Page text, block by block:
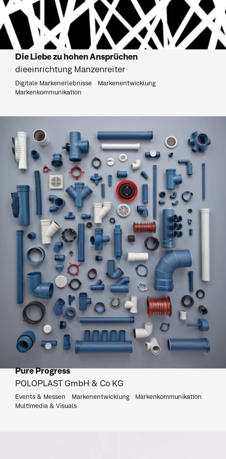
Die Liebe zu hohen Ansprüchen
dieeinrichtung Manzenreiter
Digitale Markenerlebnisse
Markenentwicklung
Markenkommunikation
Pure Progress
POLOPLAST GmbH & Co KG
Events & Messen Markenentwicklung
Markenkommunikation
Multimedia & Visuals